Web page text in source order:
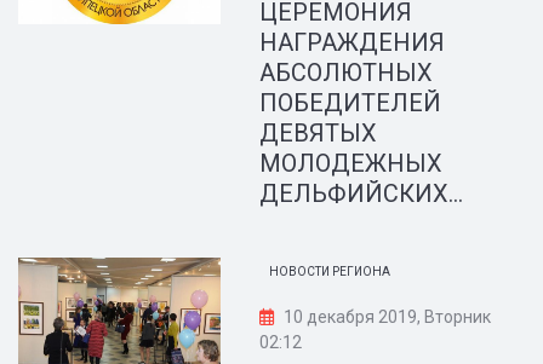
ЦЕРЕМОНИЯ
НАГРАЖДЕНИЯ
АБСОЛЮТНЫХ
ПОБЕДИТЕЛЕЙ
ДЕВЯТЫХ
МОЛОДЕЖНЫХ
ДЕЛЬФИЙСКИХ...
НОВОСТИ РЕГИОНА
10 декабря 2019, Вторник
02:12